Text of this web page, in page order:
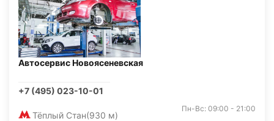
Автосервис Новоясеневская
+7 (495) 023-10-01
Тёплый Стан(930 м)
Пн-Вс: 09:00 - 21:00